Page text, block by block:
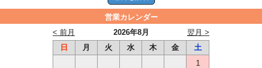
営業カレンダー
2026年8月
< 前月
翌月 >
日
月 火 水 木 金
土
1